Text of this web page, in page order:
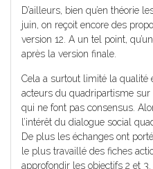
D’ailleurs, bien qu’en théorie
juin, on reçoit encore des
version 12. A un tel point,
après la version finale.
Cela a surtout limité la qualité
acteurs du quadripartisme
qui ne font pas consensus.
l’intérêt du dialogue social
De plus les échanges ont
le plus travaillé des fiches
approfondir les objectifs 2 et